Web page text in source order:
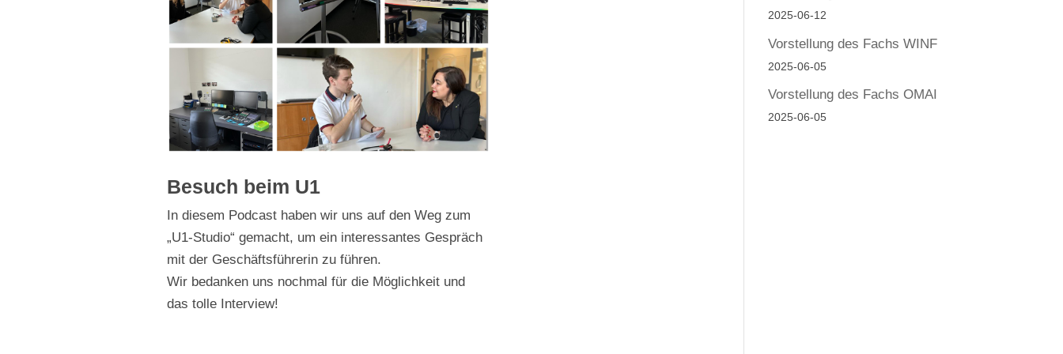
Besuch beim U1
In diesem Podcast haben wir uns auf den Weg zum
„U1-Studio“ gemacht, um ein interessantes Gespräch
mit der Geschäftsführerin zu führen.
Wir bedanken uns nochmal für die Möglichkeit und
das tolle Interview!
2025-06-12
Vorstellung des Fachs WINF
2025-06-05
Vorstellung des Fachs OMAI
2025-06-05